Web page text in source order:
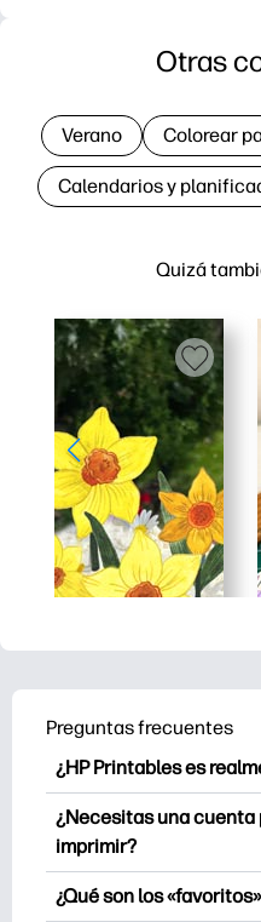
Quizá
Otras
Verano Colorear
Calendarios y
Preguntas frecuentes
¿HP Printables es
HP Printables ofrece
imprimibles gratuitos
imprimir. Explore
populares, divertidas
¿Necesitas una cuenta
imprimir?
Puede explorar e
cuenta. Sin embargo,
¿Qué son los